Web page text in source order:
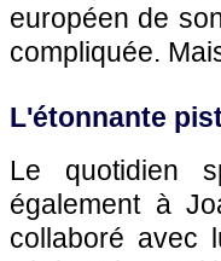
européen de
compliquée.
L'étonnante
Le quotidien
également à
collaboré avec